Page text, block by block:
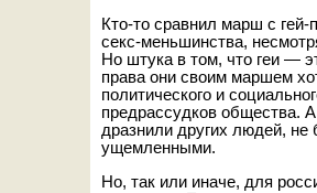
Кто-то сравнил марш с
секс-меньшинства,
Но штука в том, что геи —
права они своим маршем
политического и
предрассудков общества.
дразнили других людей,
ущемленными.
Но, так или иначе, для